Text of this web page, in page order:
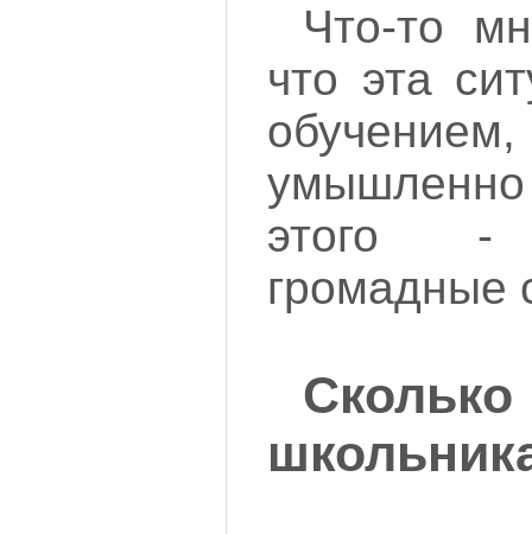
Что-то
что эта
этого -
громадные